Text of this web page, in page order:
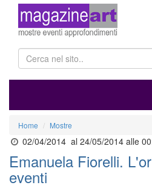
Home Mostre
02/04/2014 al 24/05/2014 alle
Emanuela Fiorelli.
eventi